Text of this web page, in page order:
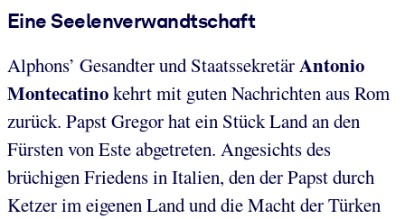
Eine Seelenverwandtschaft
Alphons’ Gesandter und StaatssekretärAntonio
Montecatinokehrt mit guten Nachrichten aus Rom
zurück. Papst Gregor hat ein Stück Land an den
Fürsten von Este abgetreten. Angesichts des
brüchigen Friedens in Italien, den der Papst durch
Ketzer im eigenen Land und die Macht der Türken